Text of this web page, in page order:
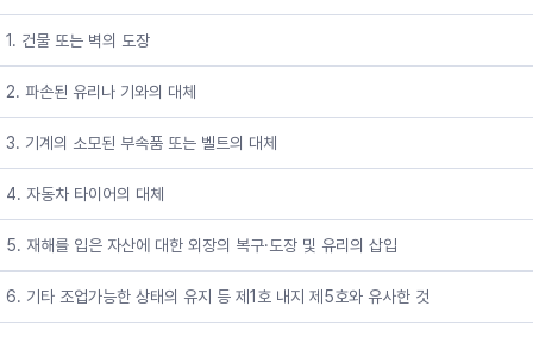
1. 건물 또는 벽의 도장
2. 파손된 유리나 기와의 대체
3. 기계의 소모된 부속품 또는 벨트의 대체
4. 자동차 타이어의 대체
5. 재해를 입은 자산에 대한 외장의 복구·도장 및 유리의 삽입
6. 기타 조업가능한 상태의 유지 등 제1호 내지 제5호와 유사한 것